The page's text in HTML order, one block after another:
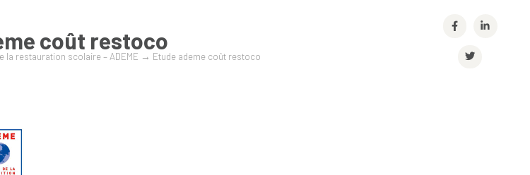
coût restoco
restauration scolaire – ADEME → Etude ademe coût restoco